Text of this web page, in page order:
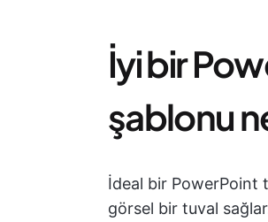
İyi bir
şablonu
İdeal bir PowerPoint
görsel bir tuval